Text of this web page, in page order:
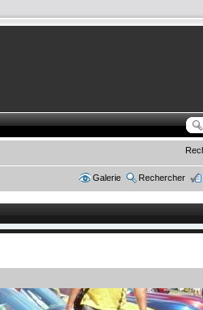
Galerie Rechercher